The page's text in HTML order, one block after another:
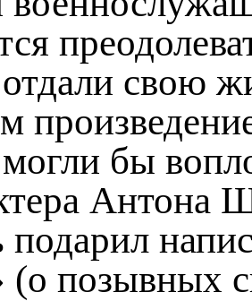
свою
бы
Антона
подарил
позывных